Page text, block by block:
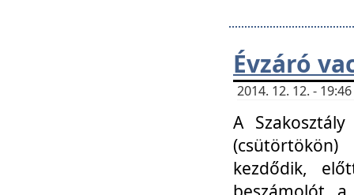
Évzáró
2014. 12. 12. -
A
kezdődik,